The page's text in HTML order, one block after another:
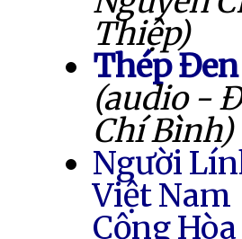
Thiệp)
Thép Đen
(audio -
Chí Bình)
Người
Việt Nam
Cộng Hòa